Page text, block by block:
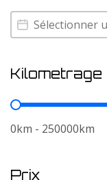
Annee
Annee
Kilometrage
Kilometrage
0km - 250000km
Prix